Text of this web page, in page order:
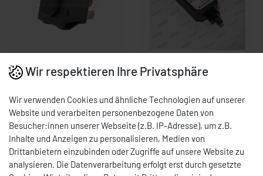
DOST DRUCKSCHALTER
80-90-100-120 0049-
Art.-Nr.: 0049-0811
19,00 € *
Sofort versandfertig,
Lieferzeit 7 -9 Tage
GERÄTESCHALTER 3,5
0072-0001
Art.-Nr.: 0072-0001
8,00 € *
Kurzfristig verfügbar,
Lieferzeit 9 - 10 Tage
Wir respektieren Ihre Privatsphäre
Wir verwenden Cookies und ähnliche Technologien auf unserer
Website und verarbeiten personenbezogene Daten von
Besucher:innen unserer Webseite (z.B. IP-Adresse), um z.B.
Inhalte und Anzeigen zu personalisieren, Medien von
Drittanbietern einzubinden oder Zugriffe auf unsere Website zu
analysieren. Die Datenverarbeitung erfolgt erst durch gesetzte